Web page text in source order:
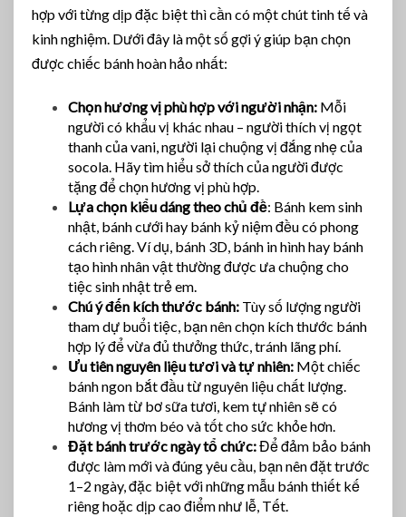
hợp với từng dịp đặc biệt thì cần có một chút tinh tế và
kinh nghiệm. Dưới đây là một số gợi ý giúp bạn chọn
được chiếc bánh hoàn hảo nhất:
Chọn hương vị phù hợp với người nhận: Mỗi
người có khẩu vị khác nhau – người thích vị ngọt
thanh của vani, người lại chuộng vị đắng nhẹ của
socola. Hãy tìm hiểu sở thích của người được
tặng để chọn hương vị phù hợp.
Lựa chọn kiểu dáng theo chủ đề: Bánh kem sinh
nhật, bánh cưới hay bánh kỷ niệm đều có phong
cách riêng. Ví dụ, bánh 3D, bánh in hình hay bánh
tạo hình nhân vật thường được ưa chuộng cho
tiệc sinh nhật trẻ em.
Chú ý đến kích thước bánh: Tùy số lượng người
tham dự buổi tiệc, bạn nên chọn kích thước bánh
hợp lý để vừa đủ thưởng thức, tránh lãng phí.
Ưu tiên nguyên liệu tươi và tự nhiên: Một chiếc
bánh ngon bắt đầu từ nguyên liệu chất lượng.
Bánh làm từ bơ sữa tươi, kem tự nhiên sẽ có
hương vị thơm béo và tốt cho sức khỏe hơn.
Đặt bánh trước ngày tổ chức:Để đảm bảo bánh
được làm mới và đúng yêu cầu, bạn nên đặt trước
1–2 ngày, đặc biệt với những mẫu bánh thiết kế
riêng hoặc dịp cao điểm như lễ, Tết.